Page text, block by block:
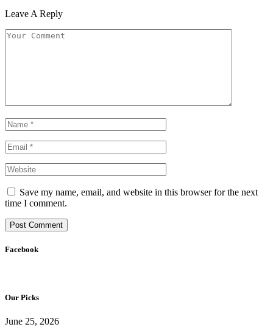
Leave A Reply
Save my name, email, and website in this browser for the next
time I comment.
Facebook
Our Picks
June 25, 2026